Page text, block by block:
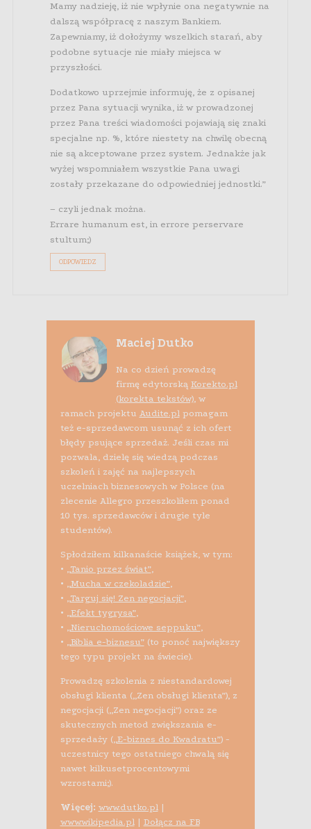
Mamy nadzieję, iż nie wpłynie ona negatywnie na
dalszą współpracę z naszym Bankiem.
Zapewniamy, iż dołożymy wszelkich starań, aby
podobne sytuacje nie miały miejsca w
przyszłości.
Dodatkowo uprzejmie informuję, że z opisanej
przez Pana sytuacji wynika, iż w prowadzonej
przez Pana treści wiadomości pojawiają się znaki
specjalne np. %, które niestety na chwilę obecną
nie są akceptowane przez system. Jednakże jak
wyżej wspomniałem wszystkie Pana uwagi
zostały przekazane do odpowiedniej jednostki.”
– czyli jednak można.
Errare humanum est, in errore perservare
stultum;)
ODPOWIEDZ
Maciej Dutko
Na co dzień prowadzę
firmę edytorską Korekto.pl
(korekta tekstów), w
ramach projektu Audite.plpomagam
też e-sprzedawcom usunąć z ich ofert
błędy psujące sprzedaż. Jeśli czas mi
pozwala, dzielę się wiedzą podczas
szkoleń i zajęć na najlepszych
uczelniach biznesowych w Polsce (na
zlecenie Allegro przeszkoliłem ponad
10 tys. sprzedawców i drugie tyle
studentów).
Spłodziłem kilkanaście książek, w tym:
• „Tanio przez świat”,
• „Mucha w czekoladzie”,
• „Targuj się! Zen negocjacji”,
• „Efekt tygrysa”,
• „Nieruchomościowe seppuku”,
• „Biblia e-biznesu”(to ponoć największy
tego typu projekt na świecie).
Prowadzę szkolenia z niestandardowej
obsługi klienta („Zen obsługi klienta”), z
negocjacji („Zen negocjacji”) oraz ze
skutecznych metod zwiększania e-
sprzedaży („E-biznes do Kwadratu”) -
uczestnicy tego ostatniego chwalą się
nawet kilkusetprocentowymi
wzrostami;).
Więcej: www.dutko.pl|
www.wikipedia.pl| Dołącz na FB